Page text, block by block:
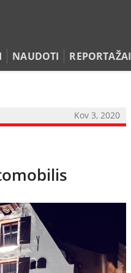
NAUDOTI REPORTAŽAI
Kov 3, 2020